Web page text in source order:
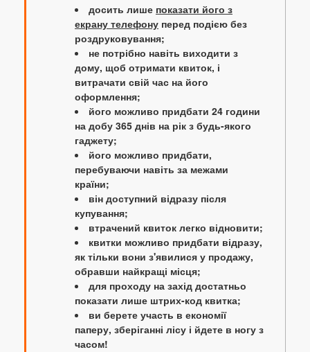
досить лише показати його з
екрану телефону перед подією без
роздруковування;
не потрібно навіть виходити з
дому, щоб отримати квиток, і
витрачати свій час на його
оформлення;
його можливо придбати 24 години
на добу 365 днів на рік з будь-якого
гаджету;
його можливо придбати,
перебуваючи навіть за межами
країни;
він доступний відразу після
купування;
втрачений квиток легко відновити;
квитки можливо придбати відразу,
як тільки вони з'явилися у продажу,
обравши найкращі місця;
для проходу на захід достатньо
показати лише штрих-код квитка;
ви берете участь в економії
паперу, зберіганні лісу і йдете в ногу з
часом!